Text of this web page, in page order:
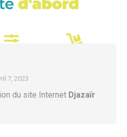
7, 2023
du site Internet Djazaïr